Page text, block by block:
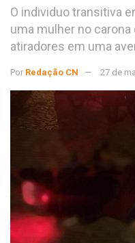
O individuo transitiva
uma mulher no
atiradores em uma
Por Redação CN 27 de